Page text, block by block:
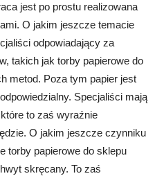
jest po prostu realizowana
O jakim jeszcze temacie
odpowiadający za
takich jak torby papierowe do
metod. Poza tym papier jest
Specjaliści mają
to zaś wyraźnie
O jakim jeszcze czynniku
torby papierowe do sklepu
skręcany. To zaś